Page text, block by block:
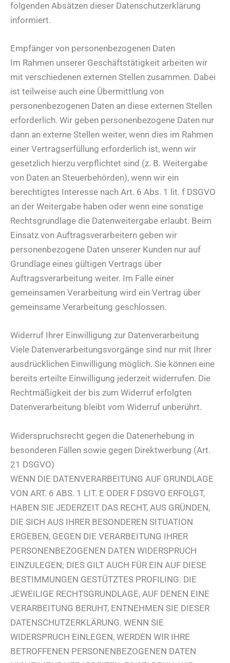
folgenden Absätzen dieser Datenschutzerklärung
informiert.
Empfänger von personenbezogenen Daten
Im Rahmen unserer Geschäftstätigkeit arbeiten wir
mit verschiedenen externen Stellen zusammen. Dabei
ist teilweise auch eine Übermittlung von
personenbezogenen Daten an diese externen Stellen
erforderlich. Wir geben personenbezogene Daten nur
dann an externe Stellen weiter, wenn dies im Rahmen
einer Vertragserfüllung erforderlich ist, wenn wir
gesetzlich hierzu verpflichtet sind (z. B. Weitergabe
von Daten an Steuerbehörden), wenn wir ein
berechtigtes Interesse nach Art. 6 Abs. 1 lit. f DSGVO
an der Weitergabe haben oder wenn eine sonstige
Rechtsgrundlage die Datenweitergabe erlaubt. Beim
Einsatz von Auftragsverarbeitern geben wir
personenbezogene Daten unserer Kunden nur auf
Grundlage eines gültigen Vertrags über
Auftragsverarbeitung weiter. Im Falle einer
gemeinsamen Verarbeitung wird ein Vertrag über
gemeinsame Verarbeitung geschlossen.
Widerruf Ihrer Einwilligung zur Datenverarbeitung
Viele Datenverarbeitungsvorgänge sind nur mit Ihrer
ausdrücklichen Einwilligung möglich. Sie können eine
bereits erteilte Einwilligung jederzeit widerrufen. Die
Rechtmäßigkeit der bis zum Widerruf erfolgten
Datenverarbeitung bleibt vom Widerruf unberührt.
Widerspruchsrecht gegen die Datenerhebung in
besonderen Fällen sowie gegen Direktwerbung (Art.
21 DSGVO)
WENN DIE DATENVERARBEITUNG AUF GRUNDLAGE
VON ART. 6 ABS. 1 LIT. E ODER F DSGVO ERFOLGT,
HABEN SIE JEDERZEIT DAS RECHT, AUS GRÜNDEN,
DIE SICH AUS IHRER BESONDEREN SITUATION
ERGEBEN, GEGEN DIE VERARBEITUNG IHRER
PERSONENBEZOGENEN DATEN WIDERSPRUCH
EINZULEGEN; DIES GILT AUCH FÜR EIN AUF DIESE
BESTIMMUNGEN GESTÜTZTES PROFILING. DIE
JEWEILIGE RECHTSGRUNDLAGE, AUF DENEN EINE
VERARBEITUNG BERUHT, ENTNEHMEN SIE DIESER
DATENSCHUTZERKLÄRUNG. WENN SIE
WIDERSPRUCH EINLEGEN, WERDEN WIR IHRE
BETROFFENEN PERSONENBEZOGENEN DATEN